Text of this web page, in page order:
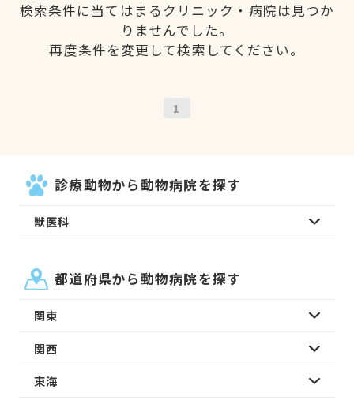
検索条件に当てはまるクリニック・病院は見つか
りませんでした。
再度条件を変更して検索してください。
1
診療動物から動物病院を探す
獣医科
都道府県から動物病院を探す
関東
関西
東海